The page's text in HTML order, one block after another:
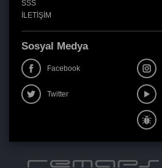
SSS
İLETİŞİM
Sosyal Medya
Facebook
Twitter